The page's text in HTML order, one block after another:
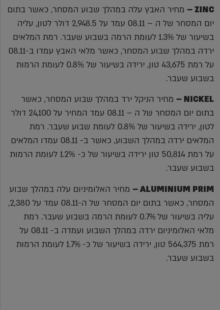
ZINC
– מחיר האבץ עלה במהלך שבוע המסחר, כאשר בתום
יום המסחר של ה – 08.11 עמד על 2,948.5 דולר לטון, עליה
בשיעור של 1.3% לעומת הרמה בשבוע שעבר. רמת המלאים
ירדה במהלך שבוע המסחר, כאשר מלאי האבץ עמדו ב-08.11
על רמת 43,675 טון, ירידה בשיעור של 0.8% לעומת הרמות
בשבוע שעבר.
NICKEL
– מחיר הניקל ירד במהלך שבוע המסחר, כאשר
בתום יום המסחר של ה – 08.11 עמד המחיר על 24,100 דולר
לטון, ירידה בשיעור של 0.8% לעומת שבוע שעבר. רמת
המלאים ירדה במהלך השבוע, כאשר ב- 08.11 עמדו המלאים
על רמת 50,814 טון ירידה בשיעור של כ- 1.2% לעומת הרמות
בשבוע שעבר.
ALUMINIUM PRIM
– מחיר האלומיניום עלה במהלך שבוע
המסחר, כאשר בתום יום המסחר של ה-08.11 עמד על 2,380,
עליה בשיעור של 0.7% לעומת הרמה בשבוע שעבר. רמת
מלאי האלומיניום ירדה במהלך השבוע ועמדה ב- 08.11 על
רמת 564,375 טון, ירידה בשיעור של כ- 1.7% לעומת הרמות
בשבוע שעבר.